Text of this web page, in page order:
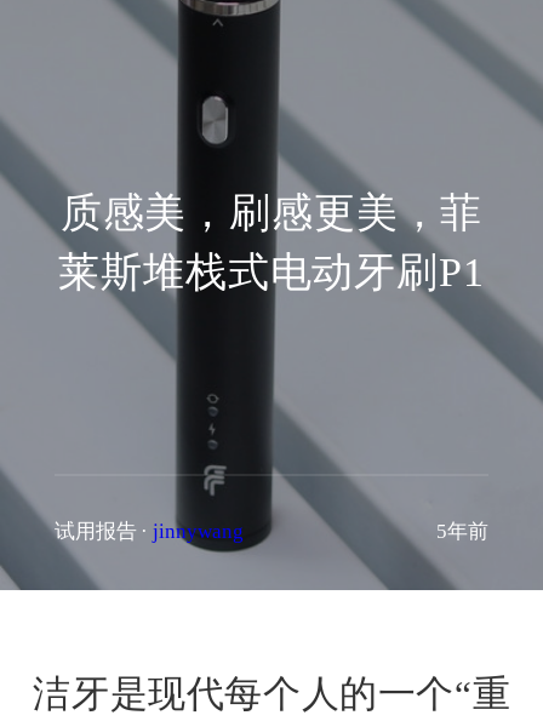
质感美，刷感更美，菲
莱斯堆栈式电动牙刷P1
试用报告 · jinnywang 5年前
洁牙是现代每个人的一个“重